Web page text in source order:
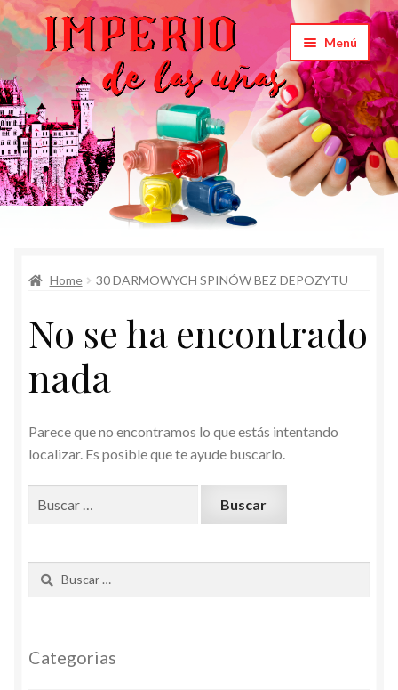
Saltar
a
navegación
Ir
al
contenido
Menú
Carrito
Productos
Home 30 DARMOWYCH SPINÓW BEZ DEPOZYTU
No se ha encontrado
nada
Parece que no encontramos lo que estás intentando
localizar. Es posible que te ayude buscarlo.
Categorias